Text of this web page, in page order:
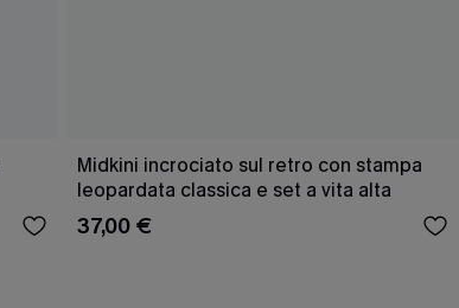
Midkini incrociato sul retro con stampa
leopardata classica e set a vita alta
37,00 €